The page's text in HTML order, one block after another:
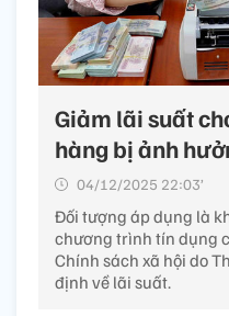
Giảm lãi suất
hàng bị ảnh
04/12/2025 22:03’
Đối tượng áp dụng là
chương trình tín dụng
Chính sách xã hội do
định về lãi suất.